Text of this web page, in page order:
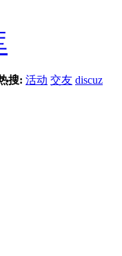
搜: 活动 交友 discuz